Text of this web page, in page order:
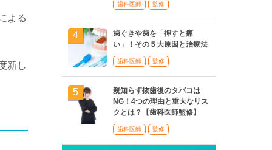
よる
新し
歯科医師 監修
歯ぐきや歯を「押すと痛
い」！その５大原因と治療法
歯科医師 監修
親知らず抜歯後のタバコは
NG！4つの理由と重大なリス
クとは？【歯科医師監修】
歯科医師 監修